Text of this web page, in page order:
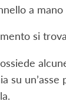
a
si
su un’asse